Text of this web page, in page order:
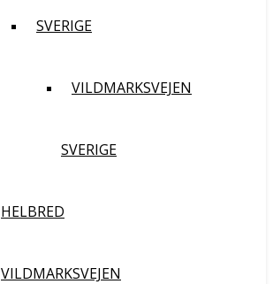
SVERIGE
VILDMARKSVEJEN
SVERIGE
HELBRED
VILDMARKSVEJEN